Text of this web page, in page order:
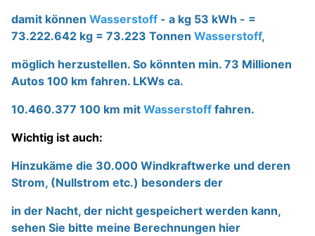
damit können Wasserstoff - a kg 53 kWh - =
73.222.642 kg = 73.223 Tonnen Wasserstoff,
möglich herzustellen. So könnten min. 73 Millionen
Autos 100 km fahren. LKWs ca.
10.460.377 100 km mit Wasserstoff fahren.
Wichtig ist auch:
Hinzukäme die 30.000 Windkraftwerke und deren
Strom, (Nullstrom etc.) besonders der
in der Nacht, der nicht gespeichert werden kann,
sehen Sie bitte meine Berechnungen hier